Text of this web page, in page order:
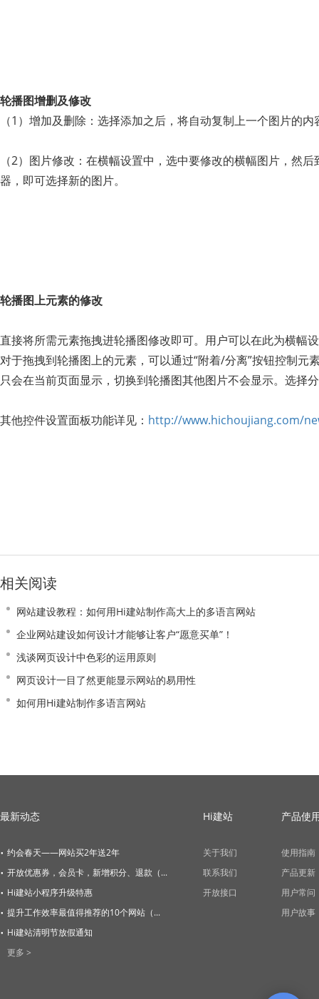
轮播图增删及修改
（1）增加及删除：选择添加之后，将自动复制上一个图片的内
（2）图片修改：在横幅设置中，选中要修改的横幅图片，然
器，即可选择新的图片。
轮播图上元素的修改
直接将所需元素拖拽进轮播图修改即可。用户可以在此为横幅
对于拖拽到轮播图上的元素，可以通过“附着/分离”按钮控制元
只会在当前页面显示，切换到轮播图其他图片不会显示。选择
其他控件设置面板功能详见： http://www.hichoujiang.com/
相关阅读
网站建设教程：如何用Hi建站制作高大上的多语言网站
企业网站建设如何设计才能够让客户“愿意买单”！
浅谈网页设计中色彩的运用原则
网页设计一目了然更能显示网站的易用性
如何用Hi建站制作多语言网站
最新动态
· 约会春天——网站买2年送2年
· 开放优惠券，会员卡，新增积分、退款（...
· Hi建站小程序升级特惠
· 提升工作效率最值得推荐的10个网站（...
· Hi建站清明节放假通知
更多 >
Hi建站
关于我们
联系我们
开放接口
产品使
使用指南
产品更新
用户常问
用户故事